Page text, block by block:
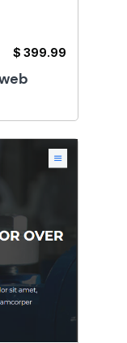
$ 399.99